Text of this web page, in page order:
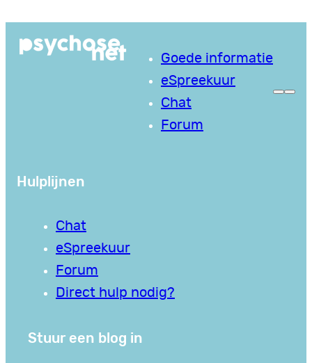
naar
Goede informatie
eSpreekuur
Chat
Forum
Hulplijnen
Chat
eSpreekuur
Forum
Direct hulp nodig?
Stuur een blog in